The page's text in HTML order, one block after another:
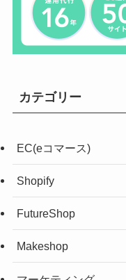
カテゴリー
EC(eコマース)
Shopify
FutureShop
Makeshop